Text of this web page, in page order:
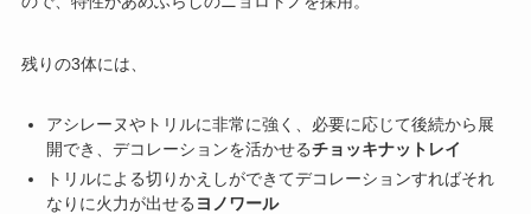
残りの3体には、
アシレーヌやトリルに非常に強く、必要に応じて後続から展
開でき、デコレーションを活かせるチョッキナットレイ
トリルによる切りかえしができてデコレーションすればそれ
なりに火力が出せる ヨノワール